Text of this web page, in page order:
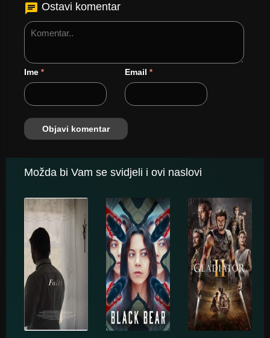
Ostavi komentar
Ime * Email *
Možda bi Vam se svidjeli i ovi naslovi